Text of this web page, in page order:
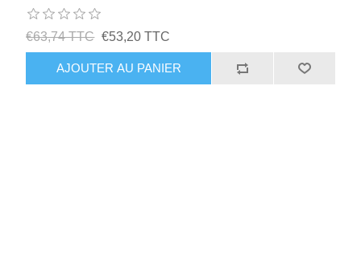
€63,74 TTC €53,20 TTC